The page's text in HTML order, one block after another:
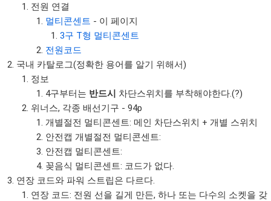
투고기술
| 대표 : 김명기 | 사업자번호 : 142-08-78939
전화 : 031-8065-5299 | 주소 : (16954)) 경기도 용인시 기흥구 흥덕1
로 13, B동(complex동) 1213호(영덕동,흥덕IT밸리)
COPYRIGHT (C) 투고기술 ALL RIGHTS RESEVED
투고기술 위키 저작권
전원 연결
멀티콘센트 - 이 페이지
3구 T형 멀티콘센트
전원코드
국내 카탈로그(정확한 용어를 알기 위해서)
정보
4구부터는 반드시 차단스위치를 부착해야한다.(?)
위너스, 각종 배선기구 - 94p
개별절전 멀티콘센트: 메인 차단스위치 + 개별 스위치
안전캡 개별절전 멀티콘센트:
안전캡 멀티콘센트:
꽂음식 멀티콘센트: 코드가 없다.
연장 코드와 파워 스트립은 다르다.
연장 코드: 전원 선을 길게 만든, 하나 또는 다수의 소켓을 갖